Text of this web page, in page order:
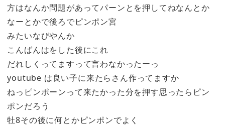
方はなんか問題があってパーンとを押してねなんとか
なーとかで後ろでピンポン宮
みたいなびやんか
こんばんはをした後にこれ
だれしくってますって言わなかったーっ
youtube は良い子に来たらさん作ってますか
ねっピンポーンって来たかった分を押す思ったらピン
ポンだろう
牡8その後に何とかピンポンでよく